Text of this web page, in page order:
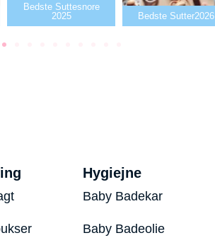
Bedste Suttesnore
2025
Bedste Sutter2026
Hygiejne
Baby Badekar
Baby Badeolie